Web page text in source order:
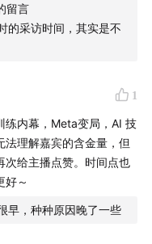
留言
的采访时间，其实是不
1
练内幕，Meta变局，AI 技
法理解嘉宾的含金量，但
次给主播点赞。时间点也
好～
早，种种原因晚了一些